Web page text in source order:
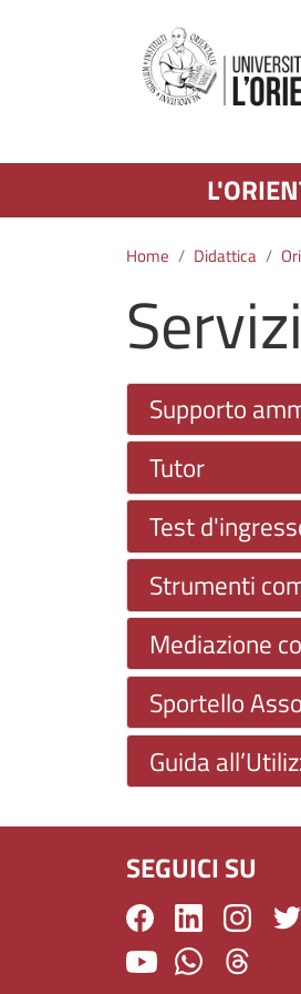
Home Didattica
Supporto
Tutor
Test
Strumenti
Mediazione
Sportello
Guida
SEGUICI SU